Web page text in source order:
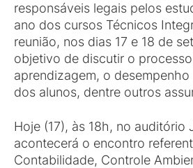
responsáveis legais pelos
ano dos cursos Técnicos
reunião, nos dias 17 e 18 de
objetivo de discutir o
aprendizagem, o desempenho
dos alunos, dentre outros
Hoje (17), às 18h, no auditório
acontecerá o encontro
Contabilidade, Controle